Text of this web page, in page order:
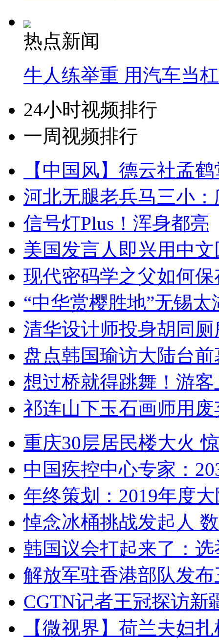
热点新闻
牛人练举重 用汽车当
24小时视频排行
一周视频排行
【中国风】德云社孟
河北无腿老兵马三小
信号灯Plus！浑身都亮
美国发言人即兴用中
现代密码学之父如何
“中华赏樱胜地”无锡
清华设计师投身胡同
盘点韩国瑜访大陆台
想过桥就得跳舞！游客
祁连山下玉石画师用
重庆30层居民楼大火
中国疾控中心专家：
年终策划：2019年度
悼念冰桶挑战发起人
韩国议会打起来了：
解放军驻香港部队发
CGTN记者王冠探访新
【微视界】荷兰夫妇